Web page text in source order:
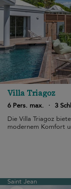
Villa Triagoz
6 Pers. max. · 3
Die Villa Triagoz
modernem Komfort
Saint Jean